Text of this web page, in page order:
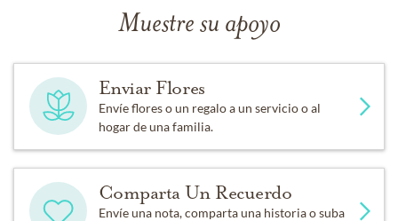
Muestre su apoyo
Enviar Flores
Envíe flores o un regalo a un servicio o al
hogar de una familia.
Comparta Un Recuerdo
Envíe una nota, comparta una historia o suba